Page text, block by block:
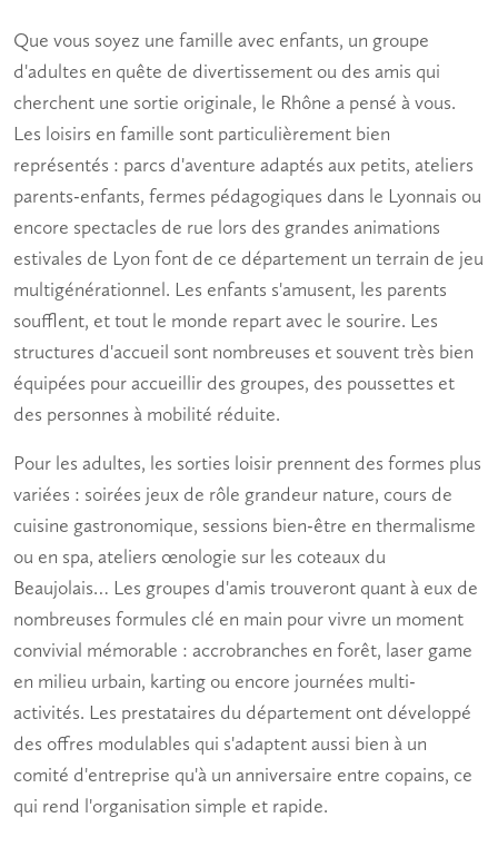
Que vous soyez une famille avec enfants, un groupe
d'adultes en quête de divertissement ou des amis qui
cherchent une sortie originale, le Rhône a pensé à vous.
Les loisirs en famille sont particulièrement bien
représentés : parcs d'aventure adaptés aux petits, ateliers
parents-enfants, fermes pédagogiques dans le Lyonnais ou
encore spectacles de rue lors des grandes animations
estivales de Lyon font de ce département un terrain de jeu
multigénérationnel. Les enfants s'amusent, les parents
soufflent, et tout le monde repart avec le sourire. Les
structures d'accueil sont nombreuses et souvent très bien
équipées pour accueillir des groupes, des poussettes et
des personnes à mobilité réduite.
Pour les adultes, les sorties loisir prennent des formes plus
variées : soirées jeux de rôle grandeur nature, cours de
cuisine gastronomique, sessions bien-être en thermalisme
ou en spa, ateliers œnologie sur les coteaux du
Beaujolais… Les groupes d'amis trouveront quant à eux de
nombreuses formules clé en main pour vivre un moment
convivial mémorable : accrobranches en forêt, laser game
en milieu urbain, karting ou encore journées multi-
activités. Les prestataires du département ont développé
des offres modulables qui s'adaptent aussi bien à un
comité d'entreprise qu'à un anniversaire entre copains, ce
qui rend l'organisation simple et rapide.